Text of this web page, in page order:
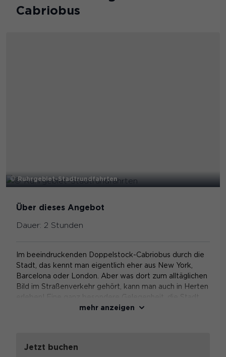
Cabriobus
Über dieses Angebot
Dauer: 2 Stunden
Im beeindruckenden Doppelstock-Cabriobus durch die
Stadt, das kennt man eigentlich eher aus New York,
Barcelona oder London. Aber was dort zum alltäglichen
Bild im Straßenverkehr gehört, kann man auch in Herten
erleben! Eine ganz besondere Gelegenheit, die Stadt
aus einer spannenden Perspektive zu erleben und
Gästeführern und Gästeführerinnen, welche allerhand
mehr anzeigen
Jetzt buchen
© Ruhrgebiet-Stadtrundfahrten